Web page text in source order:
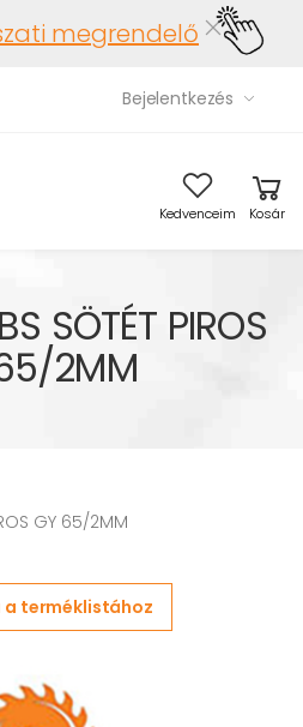
megrendelő
Bejelentkezés
menu Kedvenceim Kosár
SÖTÉT PIROS
2MM
GY 65/2MM
a terméklistához